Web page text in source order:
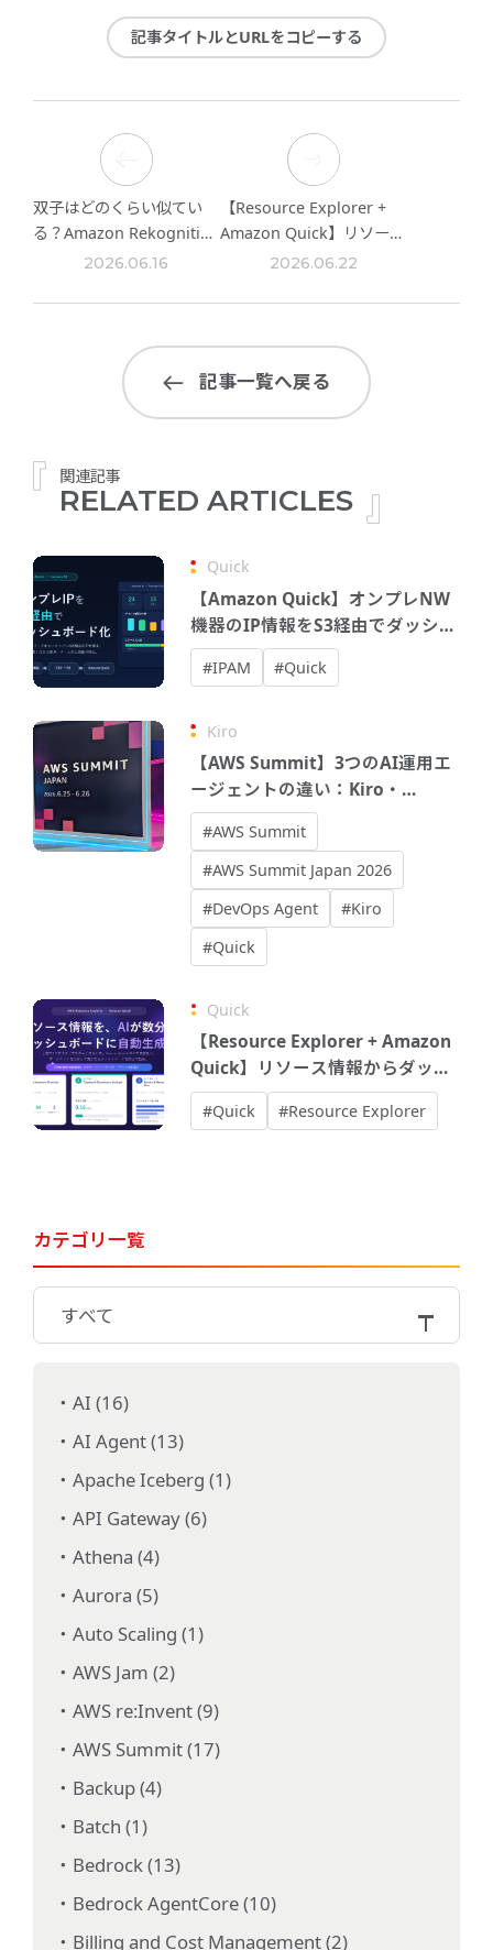
記事タイトルとURLをコピーする
双子はどのくらい似てい
る？Amazon Rekognition
で顔認証を試してみた！
2026.06.16
【Resource Explorer +
Amazon Quick】リソース
情報からダッシュボードを
2026.06.22
記事一覧へ戻る
関連記事
RELATED ARTICLES
Quick
【Amazon Quick】オンプレNW
機器のIP情報をS3経由でダッシュ
ボード化してみた
#IPAM #Quick
Kiro
【AWS Summit】3つのAI運用エ
ージェントの違い：Kiro・
DevOps Agent・Quick
#AWS Summit
#AWS Summit Japan 2026
#DevOps Agent
#Kiro
#Quick
Quick
【Resource Explorer + Amazon
Quick】リソース情報からダッシ
ュボードを自動生成してみた
#Quick #Resource Explorer
カテゴリ一覧
すべて
AI (16)
AI Agent (13)
Apache Iceberg (1)
API Gateway (6)
Athena (4)
Aurora (5)
Auto Scaling (1)
AWS Jam (2)
AWS re:Invent (9)
AWS Summit (17)
Backup (4)
Batch (1)
Bedrock (13)
Bedrock AgentCore (10)
Billing and Cost Management (2)